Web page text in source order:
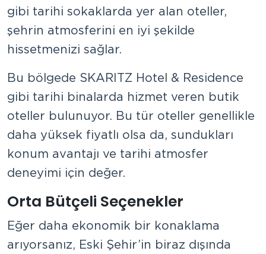
gibi tarihi sokaklarda yer alan oteller,
şehrin atmosferini en iyi şekilde
hissetmenizi sağlar.
Bu bölgede SKARITZ Hotel & Residence
gibi tarihi binalarda hizmet veren butik
oteller bulunuyor. Bu tür oteller genellikle
daha yüksek fiyatlı olsa da, sundukları
konum avantajı ve tarihi atmosfer
deneyimi için değer.
Orta Bütçeli Seçenekler
Eğer daha ekonomik bir konaklama
arıyorsanız, Eski Şehir’in biraz dışında